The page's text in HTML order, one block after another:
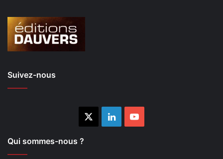
Suivez-nous
LinkedinYouTube
Qui sommes-nous ?